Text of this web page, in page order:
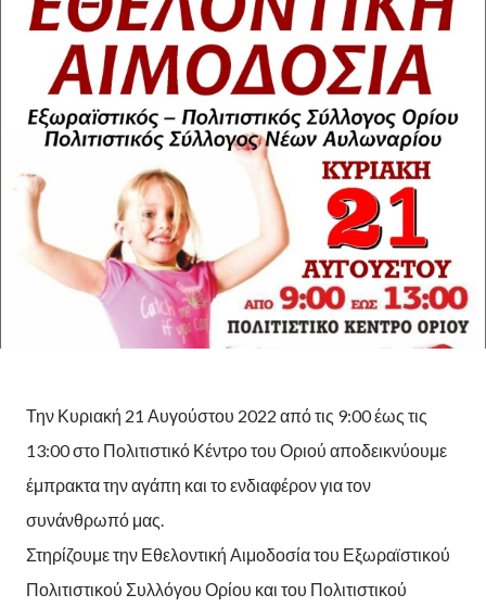
Την Κυριακή 21 Αυγούστου 2022 από τις 9:00 έως τις
13:00 στο Πολιτιστικό Κέντρο του Οριού αποδεικνύουμε
έμπρακτα την αγάπη και το ενδιαφέρον για τον
συνάνθρωπό μας.
Στηρίζουμε την Εθελοντική Αιμοδοσία του Εξωραϊστικού
Πολιτιστικού Συλλόγου Ορίου και του Πολιτιστικού